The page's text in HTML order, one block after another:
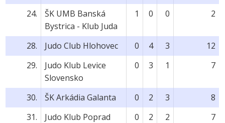
24.
ŠK UMB Banská
Bystrica - Klub Juda
1 0 0 2
28. Judo Club Hlohovec 0 4 3
12
29.
Judo Klub Levice
Slovensko
0 3 1 7
30. ŠK Arkádia Galanta 0 2 3
8
31.
Judo Klub Poprad 0 2 2
7